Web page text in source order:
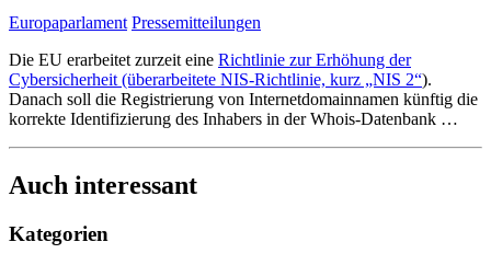
Europaparlament Pressemitteilungen
Die EU erarbeitet zurzeit eine Richtlinie zur Erhöhung der
Cybersicherheit (überarbeitete NIS-Richtlinie, kurz „NIS 2“).
Danach soll die Registrierung von Internetdomainnamen künftig die
korrekte Identifizierung des Inhabers in der Whois-Datenbank …
Auch interessant
Kategorien